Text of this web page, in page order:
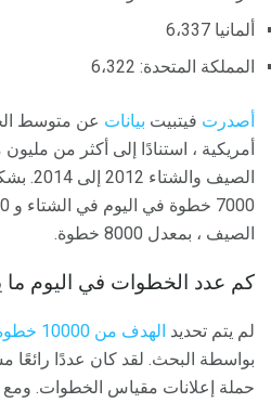
ألمانيا 6،337
المملكة المتحدة: 6،322
أصدرت فيتبيت بيانات عن متوسط
أمريكية ، استنادًا إلى أكثر من
الصيف
الصيف ، بمعدل 8000 خطوة.
كم عدد الخطوات في اليوم ما
لم يتم تحديد الهدف من 10000 خطوة في اليوم في
بواسطة البحث. لقد كان عددًا رائعًا
حملة إعلانات مقياس الخطوات. ومع